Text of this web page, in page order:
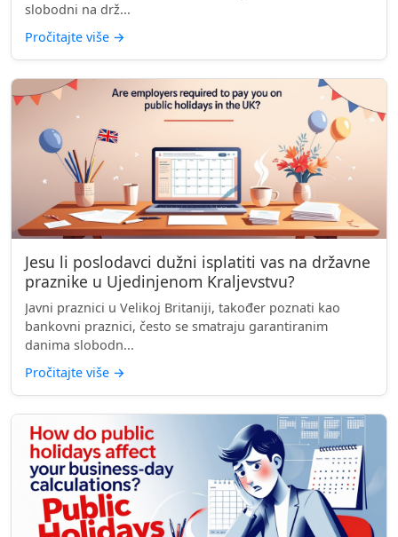
slobodni na drž...
Pročitajte više →
Jesu li poslodavci dužni isplatiti vas na državne
praznike u Ujedinjenom Kraljevstvu?
Javni praznici u Velikoj Britaniji, također poznati kao
bankovni praznici, često se smatraju garantiranim
danima slobodn...
Pročitajte više →